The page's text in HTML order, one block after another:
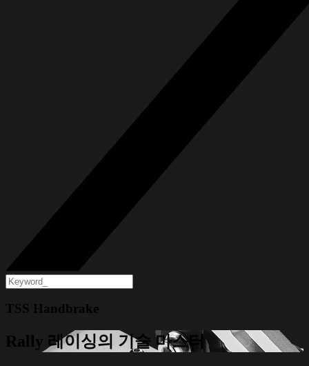
TSS Handbrake
Rally 레이싱의 기술 마스터